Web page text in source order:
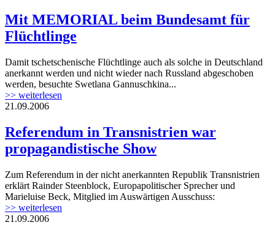
Mit MEMORIAL beim Bundesamt für
Flüchtlinge
Damit tschetschenische Flüchtlinge auch als solche in Deutschland
anerkannt werden und nicht wieder nach Russland abgeschoben
werden, besuchte Swetlana Gannuschkina...
>> weiterlesen
21.09.2006
Referendum in Transnistrien war
propagandistische Show
Zum Referendum in der nicht anerkannten Republik Transnistrien
erklärt Rainder Steenblock, Europapolitischer Sprecher und
Marieluise Beck, Mitglied im Auswärtigen Ausschuss:
>> weiterlesen
21.09.2006